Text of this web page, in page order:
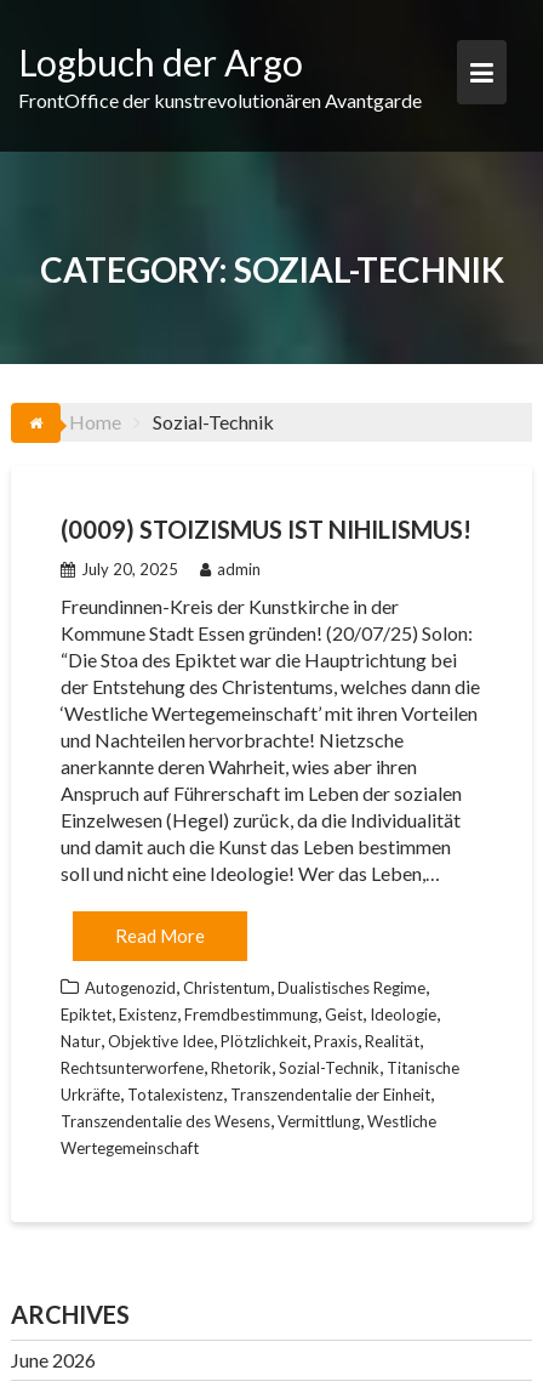
content
Logbuch der Argo
FrontOffice der kunstrevolutionären Avantgarde
CATEGORY: SOZIAL-TECHNIK
Home Sozial-Technik
(0009) STOIZISMUS IST NIHILISMUS!
July 20, 2025 admin
Freundinnen-Kreis der Kunstkirche in der
Kommune Stadt Essen gründen! (20/07/25) Solon:
“Die Stoa des Epiktet war die Hauptrichtung bei
der Entstehung des Christentums, welches dann die
‘Westliche Wertegemeinschaft’ mit ihren Vorteilen
und Nachteilen hervorbrachte! Nietzsche
anerkannte deren Wahrheit, wies aber ihren
Anspruch auf Führerschaft im Leben der sozialen
Einzelwesen (Hegel) zurück, da die Individualität
und damit auch die Kunst das Leben bestimmen
soll und nicht eine Ideologie! Wer das Leben,…
Read More
Autogenozid,Christentum,Dualistisches Regime,
Epiktet,Existenz,Fremdbestimmung,Geist, Ideologie,
Natur,Objektive Idee,Plötzlichkeit,Praxis,Realität,
Rechtsunterworfene,Rhetorik,Sozial-Technik, Titanische
Urkräfte, Totalexistenz, Transzendentalie der Einheit,
Transzendentalie des Wesens,Vermittlung,Westliche
Wertegemeinschaft
ARCHIVES
June 2026